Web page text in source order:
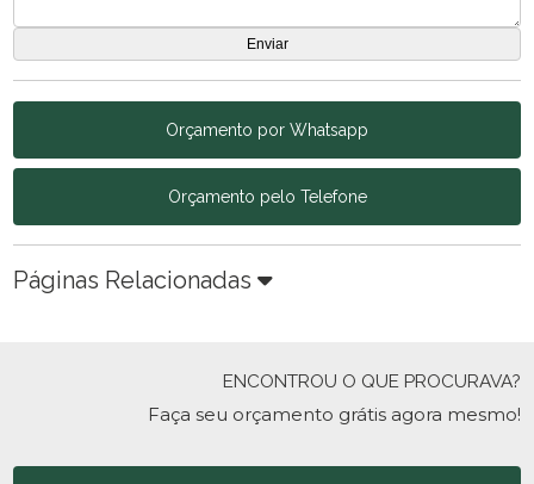
Orçamento por Whatsapp
Orçamento pelo Telefone
Páginas Relacionadas
ENCONTROU O QUE PROCURAVA?
Faça seu orçamento grátis agora mesmo!